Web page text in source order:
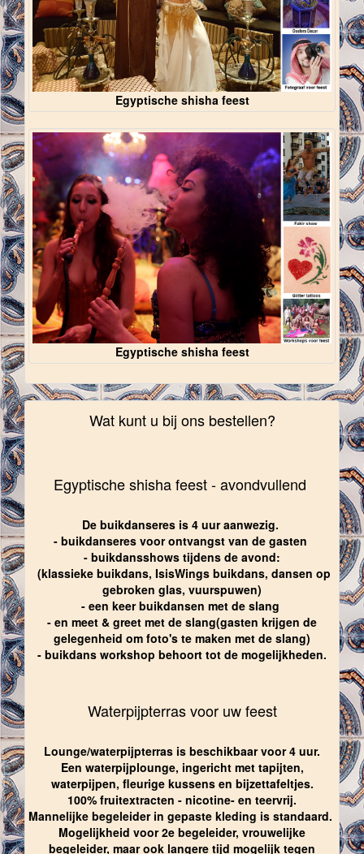
Egyptische shisha feest
Egyptische shisha feest
Wat kunt u bij ons bestellen?
Egyptische shisha feest - avondvullend
De buikdanseres is 4 uur aanwezig.
- buikdanseres voor ontvangst van de gasten
- buikdansshows tijdens de avond:
(klassieke buikdans, IsisWings buikdans, dansen op
gebroken glas, vuurspuwen)
- een keer buikdansen met de slang
- en meet & greet met de slang(gasten krijgen de
gelegenheid om foto's te maken met de slang)
- buikdans workshop behoort tot de mogelijkheden.
Waterpijpterras voor uw feest
Lounge/waterpijpterras is beschikbaar voor 4 uur.
Een waterpijplounge, ingericht met tapijten,
waterpijpen, fleurige kussens en bijzettafeltjes.
100% fruitextracten - nicotine- en teervrij.
Mannelijke begeleider in gepaste kleding is standaard.
Mogelijkheid voor 2e begeleider, vrouwelijke
begeleider, maar ook langere tijd mogelijk tegen